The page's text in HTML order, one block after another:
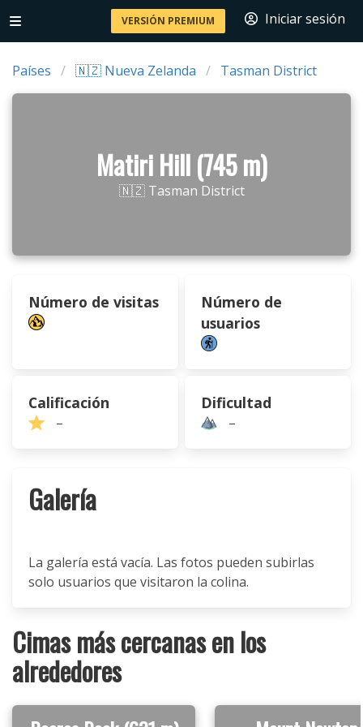
VERSIÓN PREMIUM Iniciar sesión
Países 🇳🇿 Nueva Zelanda Tasman District
Matiri Hill (745 m)
🇳🇿 Tasman District
Número de visitas
Número de
usuarios
Calificación
–
Dificultad
–
Galería
La galería está vacía. Las fotos pueden subirlas
solo usuarios que visitaron la colina.
Cimas más cercanas en los
alrededores